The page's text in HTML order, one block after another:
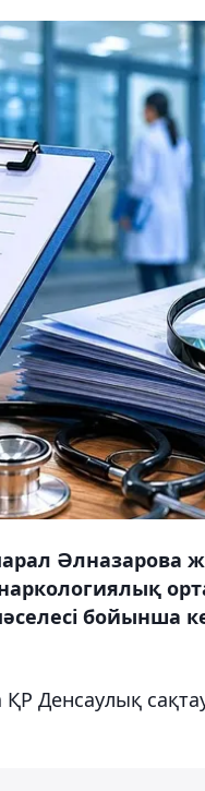
Әлназарова
бойынша
Денсаулық сақтау